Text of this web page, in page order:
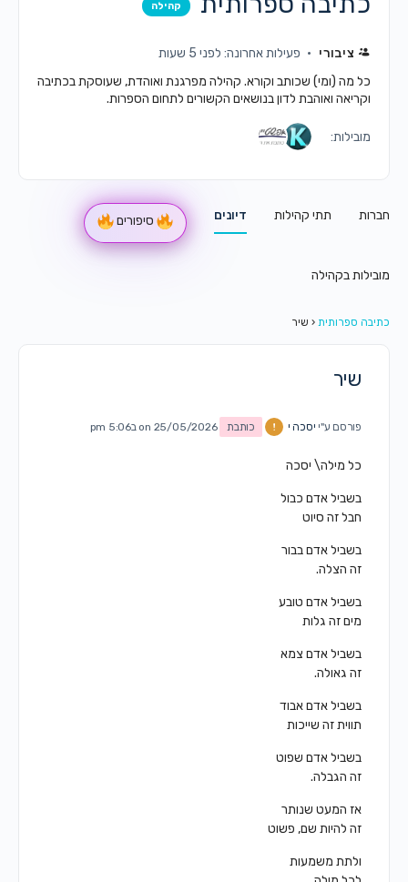
קהילה
ציבורי
פעילות אחרונה: לפני 5 שעות
כל מה (ומי) שכותב וקורא. קהילה מפרגנת ואוהדת, שעוסקת בכתיבה
וקריאה ואוהבת לדון בנושאים הקשורים לתחום הספרות.
מובילות:
חברות תתי קהילות דיונים סיפורים
מובילות בקהילה
כתיבה ספרותית ‹ שיר
שיר
פורסם ע"י יסכה י כותבת on 25/05/2026 ב5:06 pm
כל מילה\ יסכה
בשביל אדם כבול
חבל זה סיוט
בשביל אדם בבור
זה הצלה.
בשביל אדם טובע
מים זה גלות
בשביל אדם צמא
זה גאולה.
בשביל אדם אבוד
תווית זה שייכות
בשביל אדם שפוט
זה הגבלה.
אז המעט שנותר
זה להיות שם, פשוט
ולתת משמעות